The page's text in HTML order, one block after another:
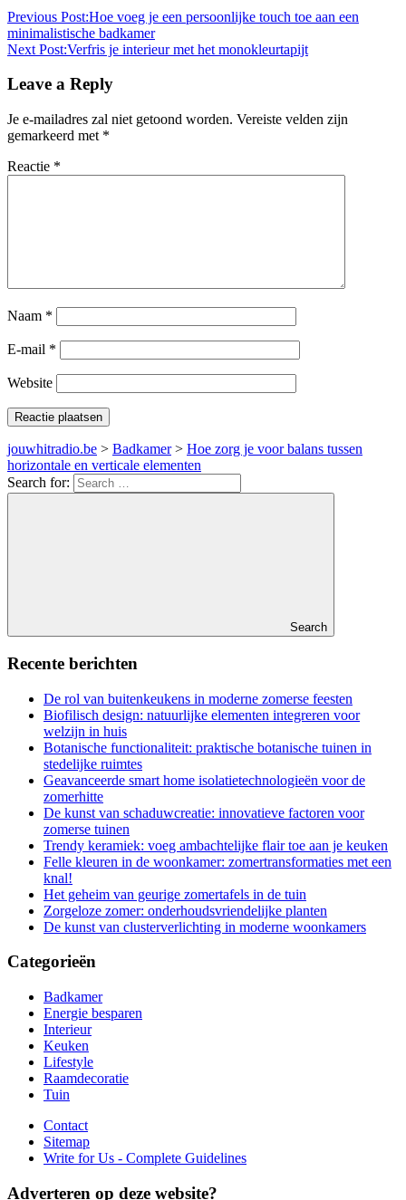
Previous Post:Hoe voeg je een persoonlijke touch toe aan een
minimalistische badkamer
Next Post:Verfris je interieur met het monokleurtapijt
Leave a Reply
Je e-mailadres zal niet getoond worden. Vereiste velden zijn
gemarkeerd met *
Reactie *
Naam *
E-mail *
Website
jouwhitradio.be > Badkamer> Hoe zorg je voor balans tussen
horizontale en verticale elementen
Search for:
Search
Recente berichten
De rol van buitenkeukens in moderne zomerse feesten
Biofilisch design: natuurlijke elementen integreren voor
welzijn in huis
Botanische functionaliteit: praktische botanische tuinen in
stedelijke ruimtes
Geavanceerde smart home isolatietechnologieën voor de
zomerhitte
De kunst van schaduwcreatie: innovatieve factoren voor
zomerse tuinen
Trendy keramiek: voeg ambachtelijke flair toe aan je keuken
Felle kleuren in de woonkamer: zomertransformaties met een
knal!
Het geheim van geurige zomertafels in de tuin
Zorgeloze zomer: onderhoudsvriendelijke planten
De kunst van clusterverlichting in moderne woonkamers
Categorieën
Badkamer
Energie besparen
Interieur
Keuken
Lifestyle
Raamdecoratie
Tuin
Contact
Sitemap
Write for Us - Complete Guidelines
Adverteren op deze website?